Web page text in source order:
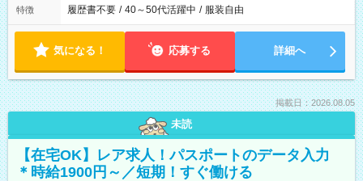
特徴 履歴書不要 / 40～50代活躍中 / 服装自由
気になる！ 応募する 詳細へ
掲載日：2026.08.05
未読
【在宅OK】レア求人！パスポートのデータ入力
＊時給1900円～／短期！すぐ働ける